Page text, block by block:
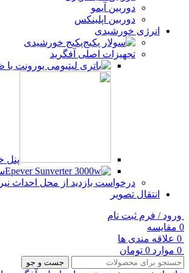
دوربین آیمو
دوربین اپلینکس
انرژی خورشیدی
پکیج خورشیدی
تجهیزات اصلی آفگرید
پنل
درخواست بازدید از محل احداث
انتقال تصویر
ورود / فرم ثبت نام
0 مقایسه
0 علاقه مندی ها
0 موارد 0 تومان
جست و جو